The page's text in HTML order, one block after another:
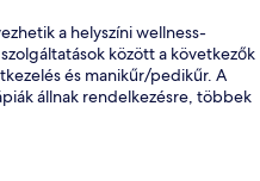
a helyszíni wellness-
között a következők
és manikűr/pedikűr. A
állnak rendelkezésre, többek